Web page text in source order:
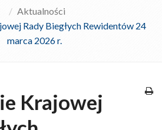
Aktualności
Rady Biegłych Rewidentów 24
marca 2026 r.
Krajowej